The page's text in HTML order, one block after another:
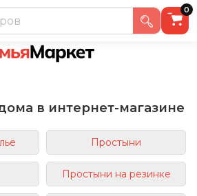
0
в интернет-магазине
Простыни
Простыни на резинке